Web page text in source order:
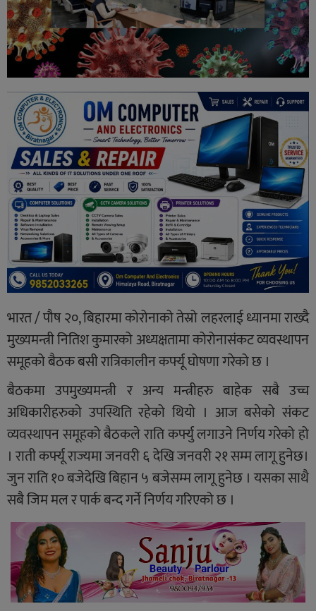
भारत / पौष २०, बिहारमा कोरोनाको तेस्रो लहरलाई ध्यानमा राख्दै
मुख्यमन्त्री नितिश कुमारको अध्यक्षतामा कोरोनासंकट व्यवस्थापन
समूहको बैठक बसी रात्रिकालीन कर्फ्यू घोषणा गरेको छ ।
बैठकमा उपमुख्यमन्त्री र अन्य मन्त्रीहरु बाहेक सबै उच्च
अधिकारीहरुको उपस्थिति रहेको थियो । आज बसेको संकट
व्यवस्थापन समूहको बैठकले राति कर्फ्यु लगाउने निर्णय गरेको हो
। राती कर्फ्यू राज्यमा जनवरी ६ देखि जनवरी २१ सम्म लागू हुनेछ।
जुन राति १० बजेदेखि बिहान ५ बजेसम्म लागू हुनेछ । यसका साथै
सबै जिम मल र पार्क बन्द गर्ने निर्णय गरिएको छ ।